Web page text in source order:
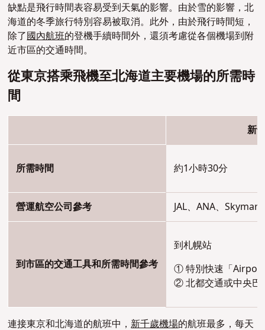
缺點是飛行時間表容易受到天氣的影響。由於雪的影響，北
海道的冬季旅行特別容易被取消。此外，由於飛行時間短，
除了國內航班的登機手續時間外，還須考慮從各個機場到附
近市區的交通時間。
從東京搭乘飛機至北海道主要機場的所需時
間
新
所需時間 約1小時30分
營運航空公司參考 JAL、ANA、
到市區的交通工具和所需時間參考
到札幌站
① 特別快速「
② 北都交通或中央巴
連接東京和北海道的航班中，新千歲機場的航班最多，每天